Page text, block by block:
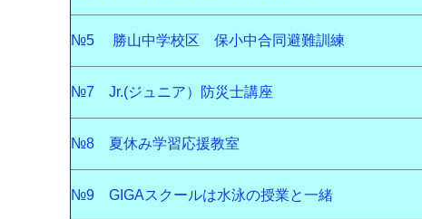
№5 勝山中学校区 保小中合同避難訓練
№7 Jr.(ジュニア）防災士講座
№8 夏休み学習応援教室
№9 GIGAスクールは水泳の授業と一緒